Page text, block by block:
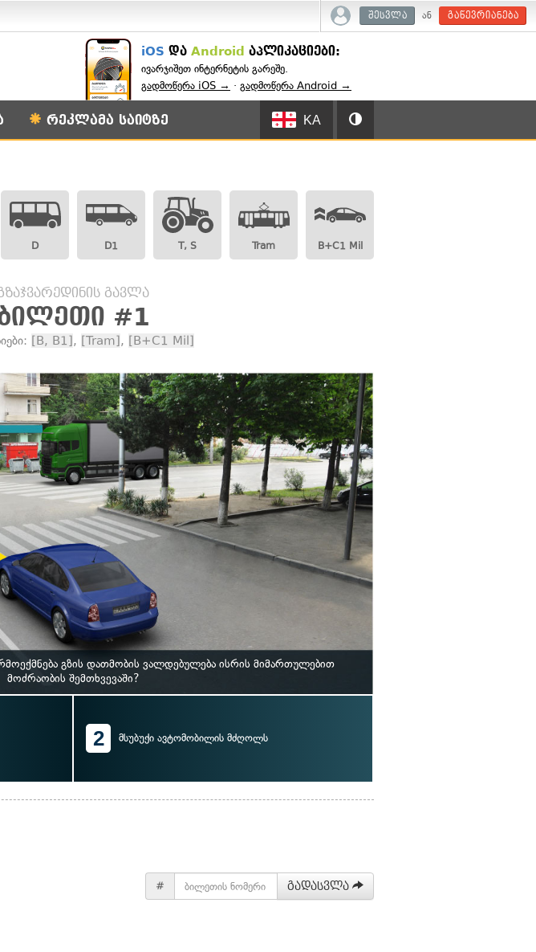
შესვლა ან გაწევრიანება
iOS და Android აპლიკაციები:
ივარჯიშეთ ინტერნეტის გარეშე.
გადმოწერა iOS → · გადმოწერა Android →
რეკლამა საიტზე KA
D D1 T, S Tram B+C1 Mil
გავლა
#1
[B, B1], [Tram], [B+C1 Mil]
გზის დათმობის ვალდებულება ისრის მიმართულებით
მოძრაობის შემთხვევაში?
2 მსუბუქი ავტომობილის მძღოლს
# გადასვლა